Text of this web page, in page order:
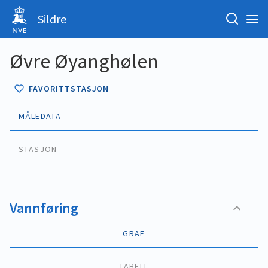
Sildre
Øvre Øyanghølen
FAVORITTSTASJON
MÅLEDATA
STASJON
Vannføring
GRAF